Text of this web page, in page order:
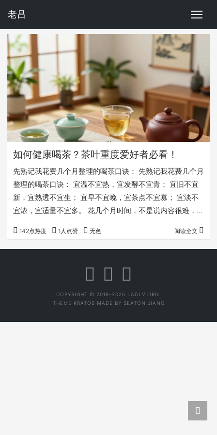
老吕
如何健康喝茶？茶叶重度爱好者必看！
先熟记我花费几个月整理的喝茶口诀： 先熟记我花费几个月
整理的喝茶口诀： 宜温不宜热，宜发酵不宜青； 宜旧不宜
新，宜熟透不宜生； 宜早不宜晚，宜茶点不宜寡； 宜淡不
宜浓，宜适量不宜多。 花几个月时间，不是说内容很难，是
好的表达方式，请私信我，我再修改。 一、我来解释下口
诀。 1. 宜温不宜热。 很容易理解，但也是最容易忽略的。
142点热度 1人点赞 无色 阅读全文
COPYRIGHT © 2019-2026 LAOLV.ORG.
THEME KRATOS MADE BY SEATON JIANG